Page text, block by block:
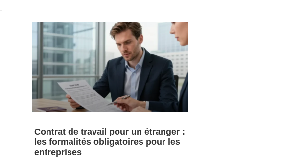
Contrat de travail pour un étranger :
les formalités obligatoires pour les
entreprises